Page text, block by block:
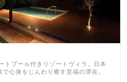
トプール付きリゾートヴィラ。日本
心身をじんわり癒す至福の滞在。